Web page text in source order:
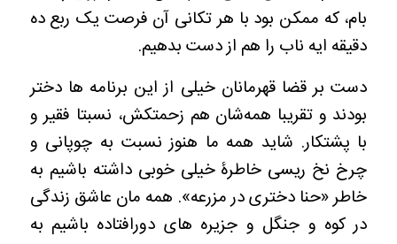
بام، که ممکن بود با هر تکانی آن فرصت یک ربع ده
دقیقه ایه ناب را هم از دست بدهیم.
دست بر قضا قهرمانان خیلی از این برنامه ها دختر
بودند و تقریبا همه‌شان هم زحمتکش، نسبتا فقیر و
با پشتکار. شاید همه ما هنوز نسبت به چوپانی و
چرخ نخ ریسی خاطرۀ خیلی خوبی داشته باشیم به
خاطر «حنا دختری در مزرعه». همه مان عاشق زندگی
در کوه و جنگل و جزیره های دورافتاده باشیم به